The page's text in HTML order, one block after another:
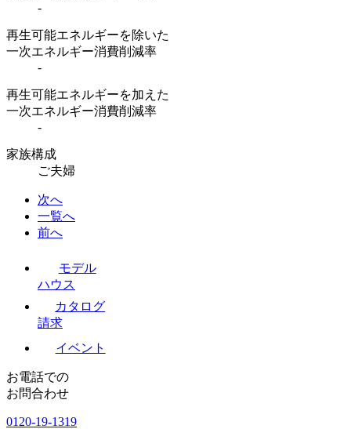
-
再生可能エネルギーを除いた
一次エネルギー消費削減率
-
再生可能エネルギーを加えた
一次エネルギー消費削減率
-
家族構成
ご夫婦
次へ
一覧へ
前へ
モデル
ハウス
カタログ
請求
イベント
お電話での
お問合わせ
0120-19-1319